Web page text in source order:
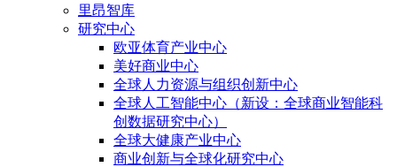
里昂智库
研究中心
欧亚体育产业中心
美好商业中心
全球人力资源与组织创新中心
全球人工智能中心（新设：全球商业智能科
创数据研究中心）
全球大健康产业中心
商业创新与全球化研究中心